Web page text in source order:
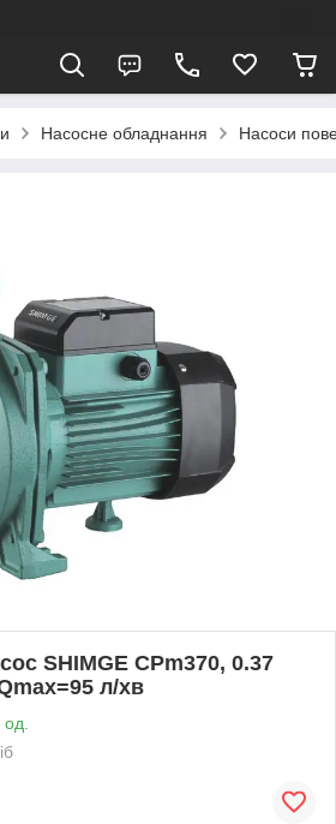
Насосне обладнання Насоси
SHIMGE CPm370, 0.37
л/хв